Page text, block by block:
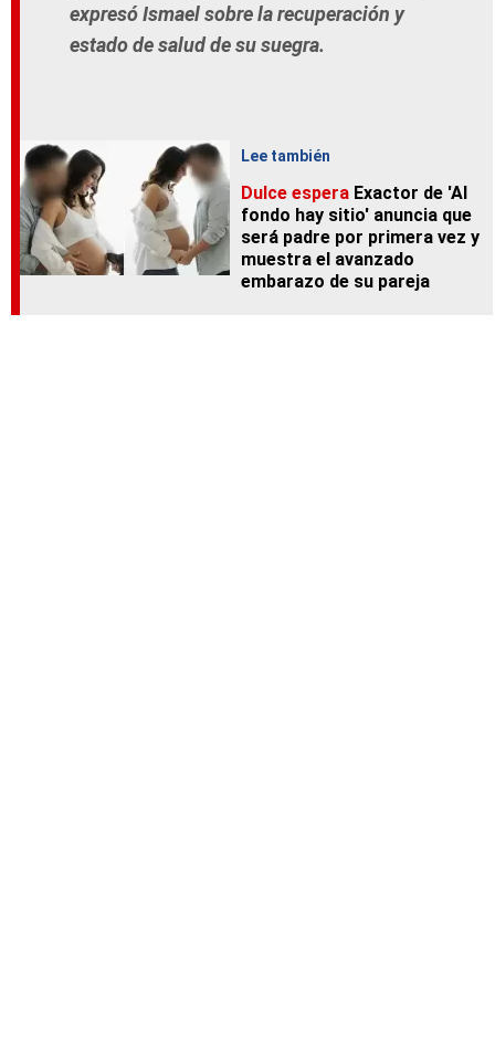
expresó Ismael sobre la recuperación y
estado de salud de su suegra.
Lee también
Dulce espera Exactor de 'Al
fondo hay sitio' anuncia que
será padre por primera vez y
muestra el avanzado
embarazo de su pareja